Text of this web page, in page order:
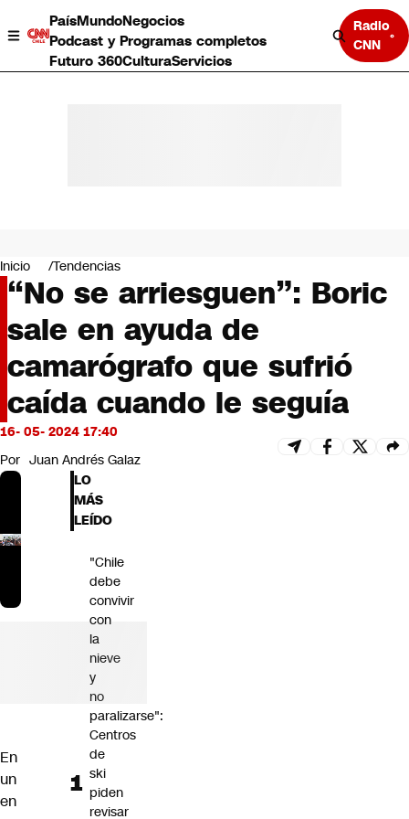
PaísMundoNegocios
Podcast y Programas completos
Futuro 360CulturaServicios
Radio
CNN
Negocios
Deportes
Programas completos
Cultura
Servicios
Bits
CNN Data
CNN tiempo
Futuro 360
Inicio Tendencias
“No se arriesguen”: Boric
sale en ayuda de
camarógrafo que sufrió
caída cuando le seguía
16- 05- 2024 17:40
Por Juan Andrés Galaz
En
un
en
LO
MÁS
LEÍDO
"Chile
debe
convivir
con
la
nieve
y
no
paralizarse":
Centros
de
ski
piden
revisar